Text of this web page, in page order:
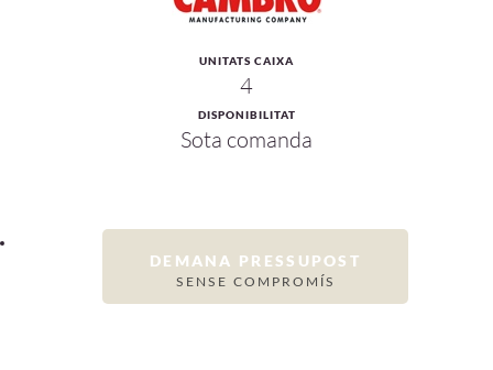
UNITATS CAIXA
4
DISPONIBILITAT
Sota comanda
DEMANA PRESSUPOST
SENSE COMPROMÍS